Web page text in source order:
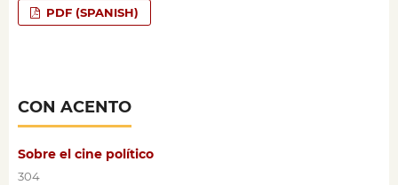
PDF (SPANISH)
CON ACENTO
Sobre el cine político
304